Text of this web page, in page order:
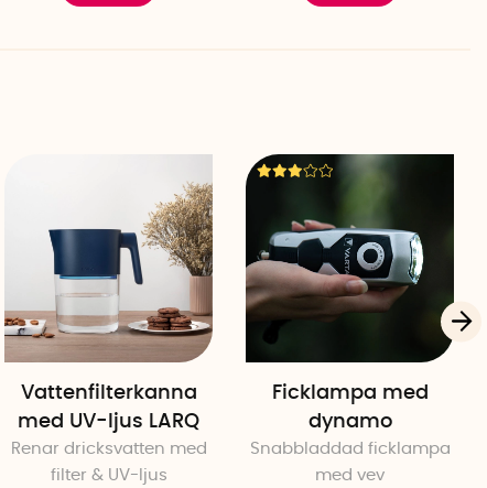
Vattenfilterkanna
med UV-ljus LARQ
Renar dricksvatten med
filter & UV-ljus
Ficklampa med
dynamo
Snabbladdad ficklampa
med vev